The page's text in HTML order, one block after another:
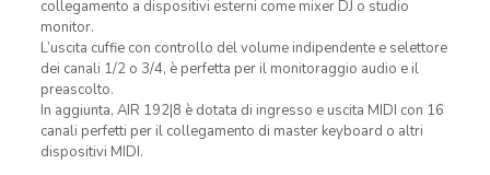
collegamento a dispositivi esterni come mixer DJ o studio
monitor.
L’uscita cuffie con controllo del volume indipendente e selettore
dei canali 1/2 o 3/4, è perfetta per il monitoraggio audio e il
preascolto.
In aggiunta, AIR 192|8 è dotata di ingresso e uscita MIDI con 16
canali perfetti per il collegamento di master keyboard o altri
dispositivi MIDI.